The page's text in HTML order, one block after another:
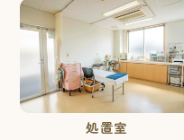
処置室